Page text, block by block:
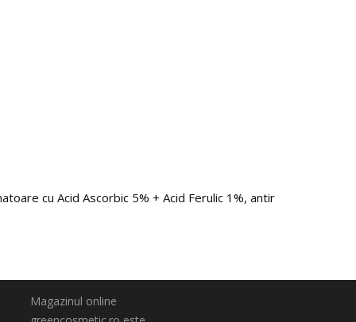
cu Acid Ascorbic 5% + Acid Ferulic 1%, antirid, impotriva
Magazinul online